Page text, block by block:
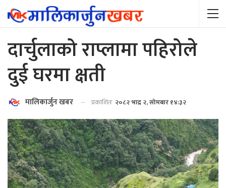
दार्चुलाको राप्लामा पहिरोले
दुई घरमा क्षती
मालिकार्जुन खबर प्रकाशितः २०८२ भाद्र २, सोमबार १४:३२